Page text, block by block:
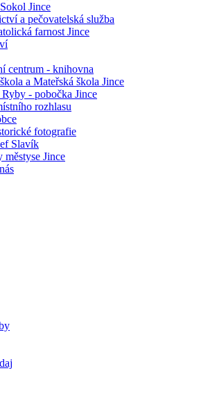
Jince
a pečovatelská služba
farnost Jince
centrum - knihovna
a Mateřská škola Jince
- pobočka Jince
rozhlasu
fotografie
Slavík
Jince